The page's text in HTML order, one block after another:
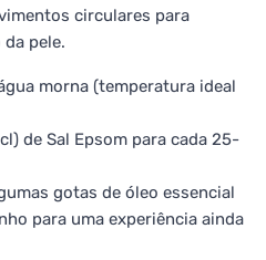
circulares para
pele.
morna (temperatura ideal
de Sal Epsom para cada 25-
gotas de óleo essencial
para uma experiência ainda